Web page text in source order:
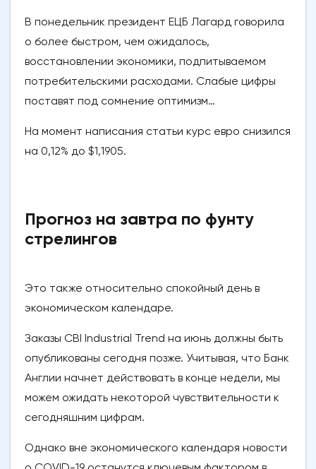
В понедельник президент ЕЦБ Лагард говорила
о более быстром, чем ожидалось,
восстановлении экономики, подпитываемом
потребительскими расходами. Слабые цифры
поставят под сомнение оптимизм…
На момент написания статьи курс евро снизился
на 0,12% до $1,1905.
Прогноз на завтра по фунту
стрелингов
Это также относительно спокойный день в
экономическом календаре.
Заказы CBI Industrial Trend на июнь должны быть
опубликованы сегодня позже. Учитывая, что Банк
Англии начнет действовать в конце недели, мы
можем ожидать некоторой чувствительности к
сегодняшним цифрам.
Однако вне экономического календаря новости